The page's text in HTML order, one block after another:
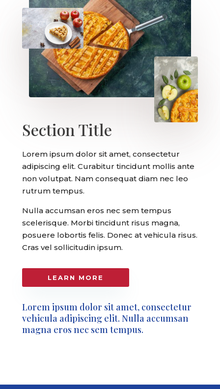
Section Title
Lorem ipsum dolor sit amet, consectetur
adipiscing elit. Curabitur tincidunt mollis ante
non volutpat. Nam consequat diam nec leo
rutrum tempus.
Nulla accumsan eros nec sem tempus
scelerisque. Morbi tincidunt risus magna,
posuere lobortis felis. Donec at vehicula risus.
Cras vel sollicitudin ipsum.
LEARN MORE
Lorem ipsum dolor sit amet, consectetur
vehicula adipiscing elit. Nulla accumsan
magna eros nec sem tempus.